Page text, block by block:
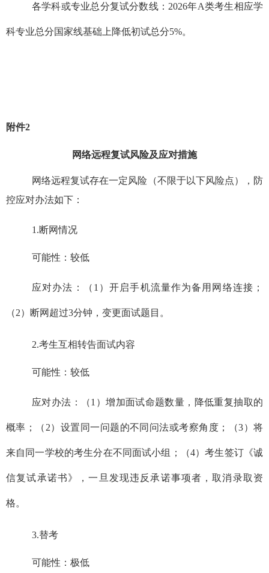
各学科或专业总分复试分数线： 2026年A类考生相应学
科专业总分国家线基础上降低初试总分5%。
附件2
网络远程复试风险及应对措施
网络远程复试存在一定风险（不限于以下风险点），防
控应对办法如下：
1.断网情况
可能性：较低
应对办法：（ 1 ）开启手机流量作为备用网络连接；
（2）断网超过3分钟，变更面试题目。
2.考生互相转告面试内容
可能性：较低
应对办法：（1 ）增加面试命题数量，降低重复抽取的
概率；（ 2）设置同一问题的不同问法或考察角度；（3）将
来自同一学校的考生分在不同面试小组；（4）考生签订《诚
信复试承诺书》，一旦发现违反承诺事项者，取消录取资
格。
3.替考
可能性：极低